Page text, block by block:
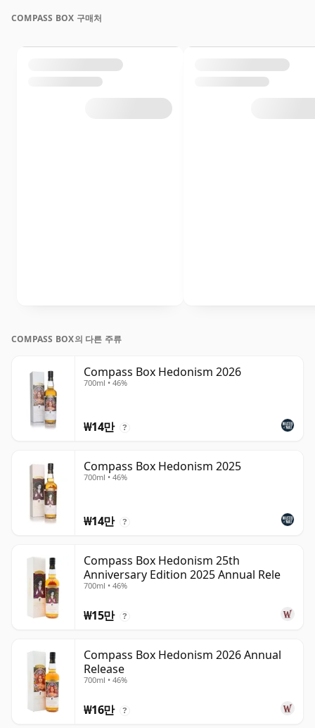
COMPASS BOX 구매처
COMPASS BOX의 다른 주류
Compass Box Hedonism 2026
700ml • 46%
₩14만 ?
Compass Box Hedonism 2025
700ml • 46%
₩14만 ?
Compass Box Hedonism 25th
Anniversary Edition 2025 Annual Rele
700ml • 46%
₩15만 ?
Compass Box Hedonism 2026 Annual
Release
700ml • 46%
₩16만 ?